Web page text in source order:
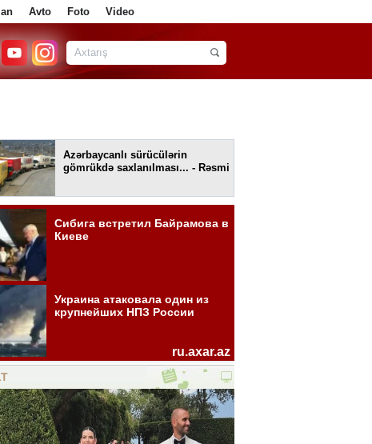
Avto Foto Video
Azərbaycanlı sürücülərin
gömrükdə saxlanılması... - Rəsmi